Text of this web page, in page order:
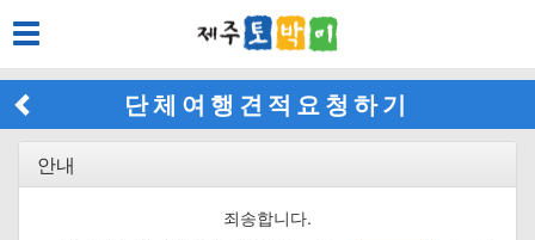
Toggle
단체여행견적요청하기
안내
죄송합니다.